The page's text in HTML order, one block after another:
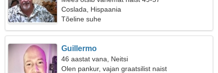
Coslada, Hispaania
Tõeline suhe
Guillermo
46 aastat vana, Neitsi
Olen pankur, vajan graatsilist naist